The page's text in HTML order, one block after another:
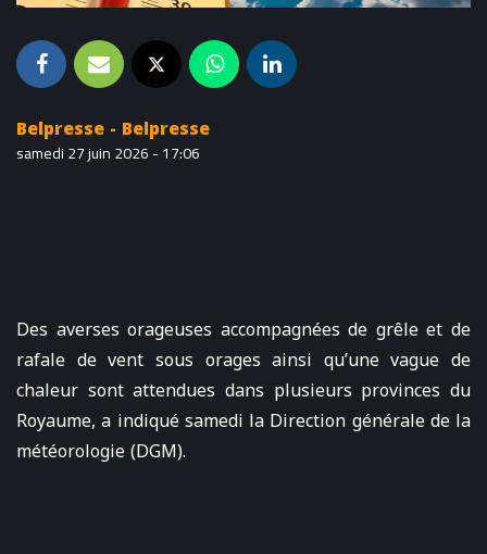
Belpresse - Belpresse
samedi 27 juin 2026 - 17:06
Des averses orageuses accompagnées de grêle et de
rafale de vent sous orages ainsi qu’une vague de
chaleur sont attendues dans plusieurs provinces du
Royaume, a indiqué samedi la Direction générale de la
météorologie (DGM).